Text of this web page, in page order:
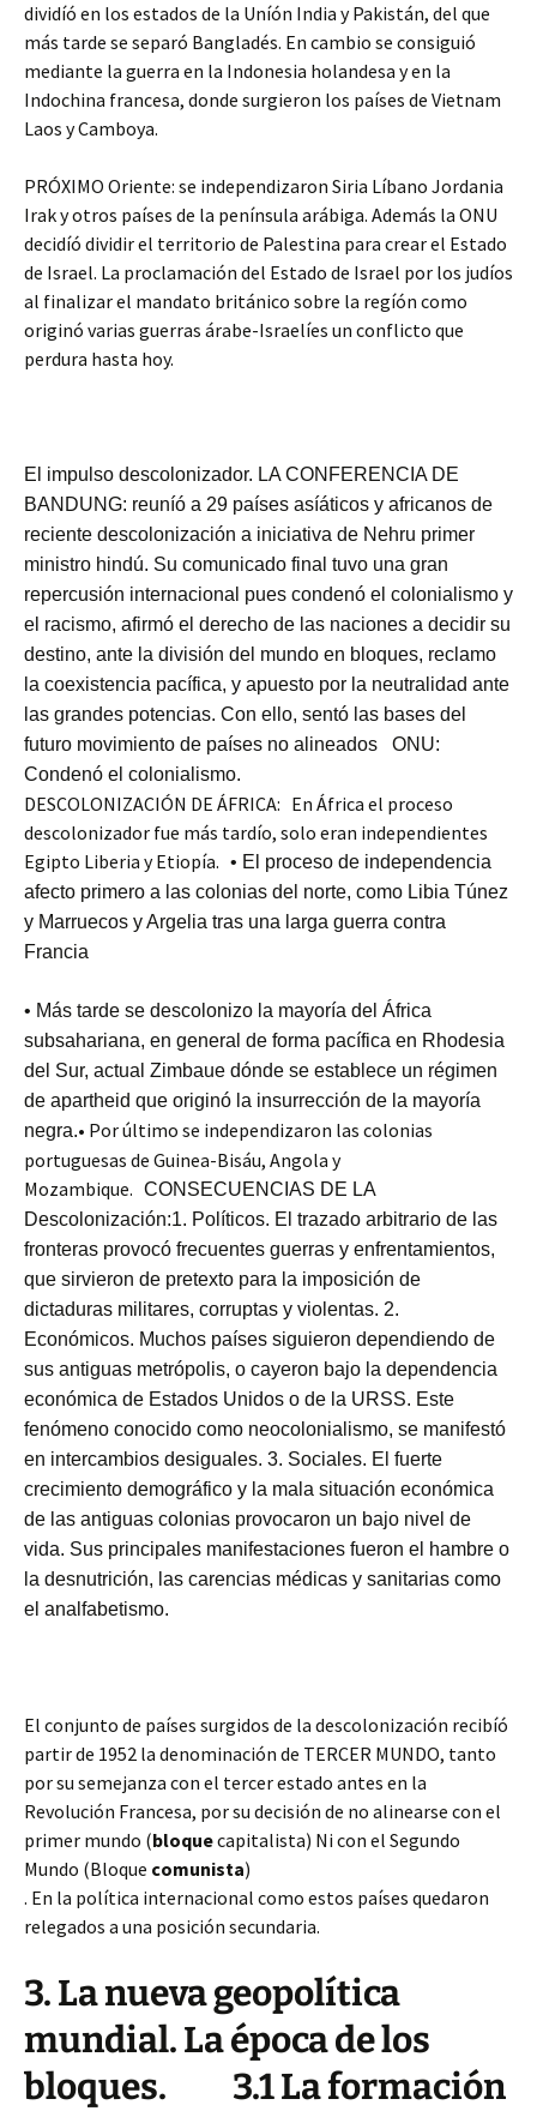
dividíó en los estados de la Uníón India y Pakistán, del que
más tarde se separó Bangladés. En cambio se consiguió
mediante la guerra en la Indonesia holandesa y en la
Indochina francesa, donde surgieron los países de Vietnam
Laos y Camboya.
PRÓXIMO Oriente: se independizaron Siria Líbano Jordania
Irak y otros países de la península arábiga. Además la ONU
decidíó dividir el territorio de Palestina para crear el Estado
de Israel. La proclamación del Estado de Israel por los judíos
al finalizar el mandato británico sobre la regíón como
originó varias guerras árabe-Israelíes un conflicto que
perdura hasta hoy.
El impulso descolonizador. LA CONFERENCIA DE
BANDUNG: reuníó a 29 países asíáticos y africanos de
reciente descolonización a iniciativa de Nehru primer
ministro hindú. Su comunicado final tuvo una gran
repercusión internacional pues condenó el colonialismo y
el racismo, afirmó el derecho de las naciones a decidir su
destino, ante la división del mundo en bloques, reclamo
la coexistencia pacífica, y apuesto por la neutralidad ante
las grandes potencias. Con ello, sentó las bases del
futuro movimiento de países no alineados ONU:
Condenó el colonialismo.
DESCOLONIZACIÓN DE ÁFRICA: En África el proceso
descolonizador fue más tardío, solo eran independientes
Egipto Liberia y Etiopía. • El proceso de independencia
afecto primero a las colonias del norte, como Libia Túnez
y Marruecos y Argelia tras una larga guerra contra
Francia
• Más tarde se descolonizo la mayoría del África
subsahariana, en general de forma pacífica en Rhodesia
del Sur, actual Zimbaue dónde se establece un régimen
de apartheid que originó la insurrección de la mayoría
negra.• Por último se independizaron las colonias
portuguesas de Guinea-Bisáu, Angola y
Mozambique. CONSECUENCIAS DE LA
Descolonización:1. Políticos. El trazado arbitrario de las
fronteras provocó frecuentes guerras y enfrentamientos,
que sirvieron de pretexto para la imposición de
dictaduras militares, corruptas y violentas. 2.
Económicos. Muchos países siguieron dependiendo de
sus antiguas metrópolis, o cayeron bajo la dependencia
económica de Estados Unidos o de la URSS. Este
fenómeno conocido como neocolonialismo, se manifestó
en intercambios desiguales. 3. Sociales. El fuerte
crecimiento demográfico y la mala situación económica
de las antiguas colonias provocaron un bajo nivel de
vida. Sus principales manifestaciones fueron el hambre o
la desnutrición, las carencias médicas y sanitarias como
el analfabetismo.
El conjunto de países surgidos de la descolonización recibíó
partir de 1952 la denominación de TERCER MUNDO, tanto
por su semejanza con el tercer estado antes en la
Revolución Francesa, por su decisión de no alinearse con el
primer mundo (bloquecapitalista) Ni con el Segundo
Mundo (Bloque comunista)
. En la política internacional como estos países quedaron
relegados a una posición secundaria.
3. La nueva geopolítica
mundial. La época de los
bloques. 3.1 La formación